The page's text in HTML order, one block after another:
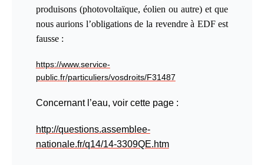
produisons (photovoltaïque, éolien ou autre) et que
nous aurions l’obligations de la revendre à EDF est
fausse :
https://www.service-
public.fr/particuliers/vosdroits/F31487
Concernant l’eau, voir cette page :
http://questions.assemblee-
nationale.fr/q14/14-3309QE.htm